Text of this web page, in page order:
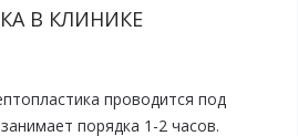
В КЛИНИКЕ
проводится под
порядка 1-2 часов.